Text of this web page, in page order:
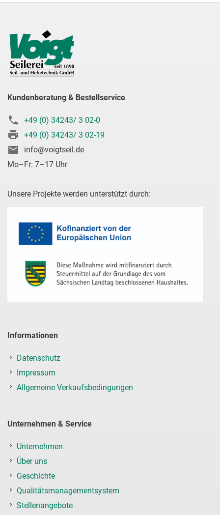
Kundenberatung & Bestellservice
+49 (0) 34243/ 3 02-0
+49 (0) 34243/ 3 02-19
info@voigtseil.de
Mo–Fr: 7–17 Uhr
Unsere Projekte werden unterstützt durch:
Informationen
Datenschutz
Impressum
Allgemeine Verkaufsbedingungen
Unternehmen & Service
Unternehmen
Über uns
Geschichte
Qualitätsmanagementsystem
Stellenangebote